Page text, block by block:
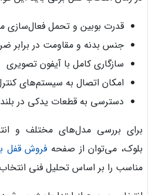
قدرت بوبین و تحمل فعال‌سازی
جنس بدنه و مقاومت در برابر
سازگاری کامل با آیفون تصویری
امکان اتصال به سیستم‌های
دسترسی به قطعات یدکی در
برای بررسی مدل‌های مختلف و
بلوک، می‌توان از صفحه فروش قفل
مناسب را بر اساس تحلیل فنی